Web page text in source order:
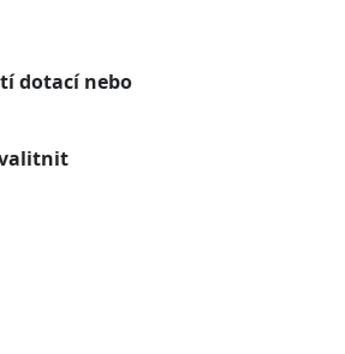
dotací nebo